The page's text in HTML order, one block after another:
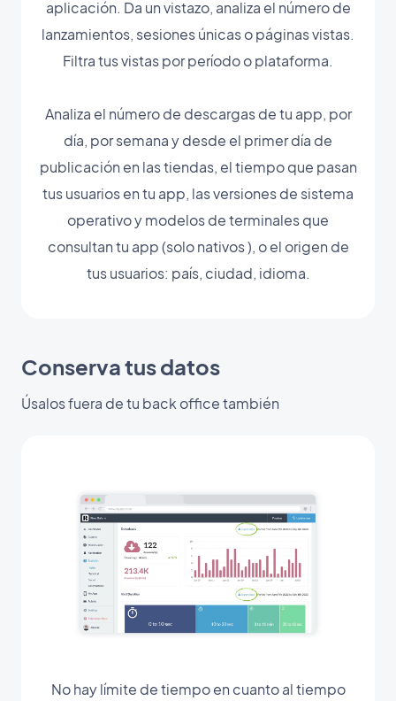
aplicación. Da un vistazo, analiza el número de
lanzamientos, sesiones únicas o páginas vistas.
Filtra tus vistas por período o plataforma.
Analiza el número de descargas de tu app, por
día, por semana y desde el primer día de
publicación en las tiendas, el tiempo que pasan
tus usuarios en tu app, las versiones de sistema
operativo y modelos de terminales que
consultan tu app (solo nativos ), o el origen de
tus usuarios: país, ciudad, idioma.
Conserva tus datos
Úsalos fuera de tu back office también
No hay límite de tiempo en cuanto al tiempo